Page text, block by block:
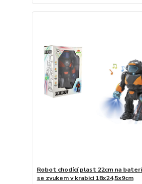
Robot chodící plast 22cm na
se zvukem v krabici 18x24,5x9cm